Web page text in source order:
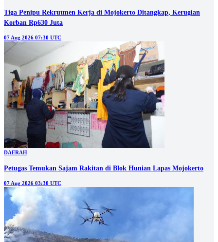
Tiga Penipu Rekrutmen Kerja di Mojokerto Ditangkap, Kerugian
Korban Rp630 Juta
07 Aug 2026 07:30 UTC
DAERAH
Petugas Temukan Sajam Rakitan di Blok Hunian Lapas Mojokerto
07 Aug 2026 03:30 UTC